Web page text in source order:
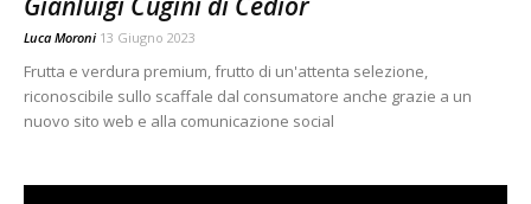
Luca Moroni 13 Giugno 2023
Frutta e verdura premium, frutto di un'attenta selezione,
riconoscibile sullo scaffale dal consumatore anche grazie a un
nuovo sito web e alla comunicazione social